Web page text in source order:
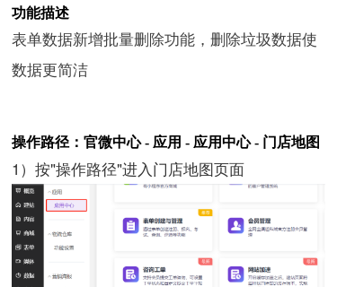
功能描述
表单数据新增批量删除功能，删除垃圾数据使
数据更简洁
操作路径 ： 官微中心 - 应用 - 应用中心 - 门店地图
1）按"操作路径"进入门店地图页面